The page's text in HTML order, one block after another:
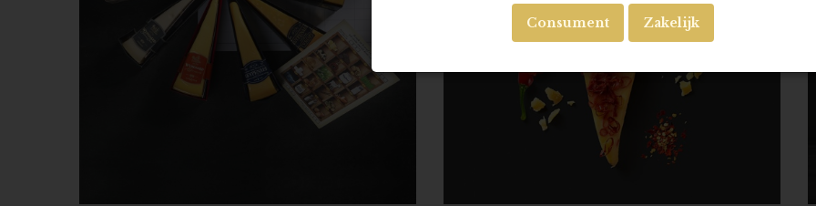
Consument Zakelijk